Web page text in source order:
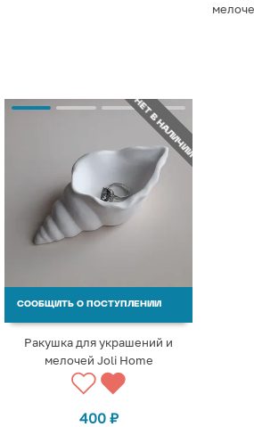
НЕТ В НАЛИЧИИ
СООБЩИТЬ О ПОСТУПЛЕНИИ
Ракушка для украшений и
мелочей Joli Home
400 ₽